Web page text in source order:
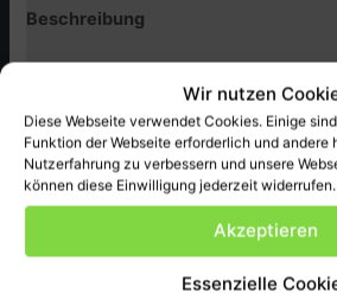
Wir nutzen
Diese Webseite verwendet Cookies. Einige
Funktion der Webseite erforderlich und andere
Nutzerfahrung zu verbessern und unsere
können diese Einwilligung jederzeit widerrufen.
Akzeptieren
Essenzielle
Menge
Beschreibung
Zusätzliche Informationen
Produktsicherheit (GPSR)
Honda Original Ersatzteil NEU
Ähnliche Produkte